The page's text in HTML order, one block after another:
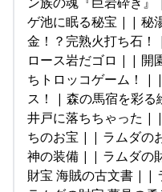
ゲ池に眠る秘宝 | | 秘
金！？完熟火打ち石
ロース岩だゴロ | | 開
ちトロッコゲーム！ |
ス！ | 森の馬宿を彩
井戸に落ちちゃった |
ちのお宝 | | ラムダの
神の装備 | | ラムダの
財宝 海賊の古文書 | |